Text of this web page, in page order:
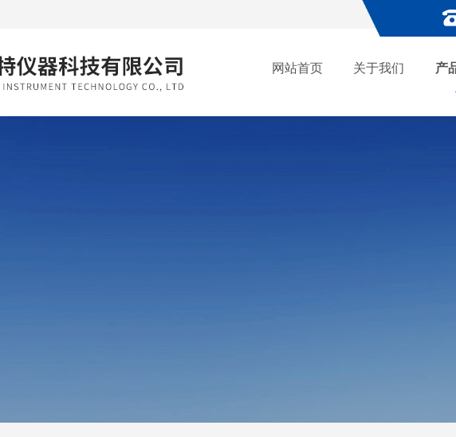
网站首页 关于我们 产